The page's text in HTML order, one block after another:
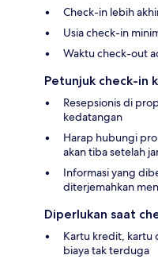
Check-in lebih
Usia check-in
Waktu check-out
Petunjuk check-in
Resepsionis di
kedatangan
Harap hubungi
akan tiba setelah
Informasi yang
diterjemahkan
Diperlukan saat
Kartu kredit, kartu
biaya tak terduga